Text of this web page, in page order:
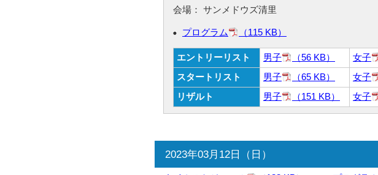
会場： サンメドウズ清里
プログラム （115 KB）
エントリーリスト 男子 （56 KB） 女子
スタートリスト
男子 （65 KB） 女子
リザルト
男子 （151 KB） 女子
2023年03月12日（日）